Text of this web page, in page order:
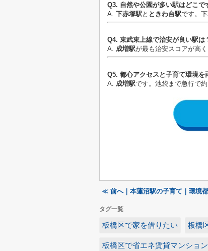
Q3. 自然や公園が多い駅はどこで
A. 下赤塚駅と ときわ台駅です。
Q4. 東武東上線で治安が良い駅は
A. 成増駅が最も治安スコアが高
Q5. 都心アクセスと子育て環境を
A. 成増駅です。池袋まで急行で
≪ 前へ｜本蓮沼駅の子育て｜環境
タグ一覧
板橋区で家を借りたい 板橋
板橋区で省エネ賃貸マンショ